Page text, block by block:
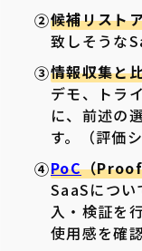
候補リスト
致しそうな
情報収集と
デモ、トラ
に、前述の
す。（評価
PoC（
SaaSについ
入・検証を
使用感を確